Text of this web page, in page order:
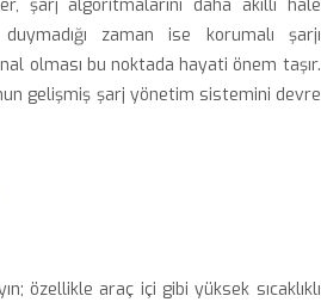
şarj algoritmalarını daha akıllı hale
zaman ise korumalı şarjı
olması bu noktada hayati önem taşır.
gelişmiş şarj yönetim sistemini devre
özellikle araç içi gibi yüksek sıcaklıklı